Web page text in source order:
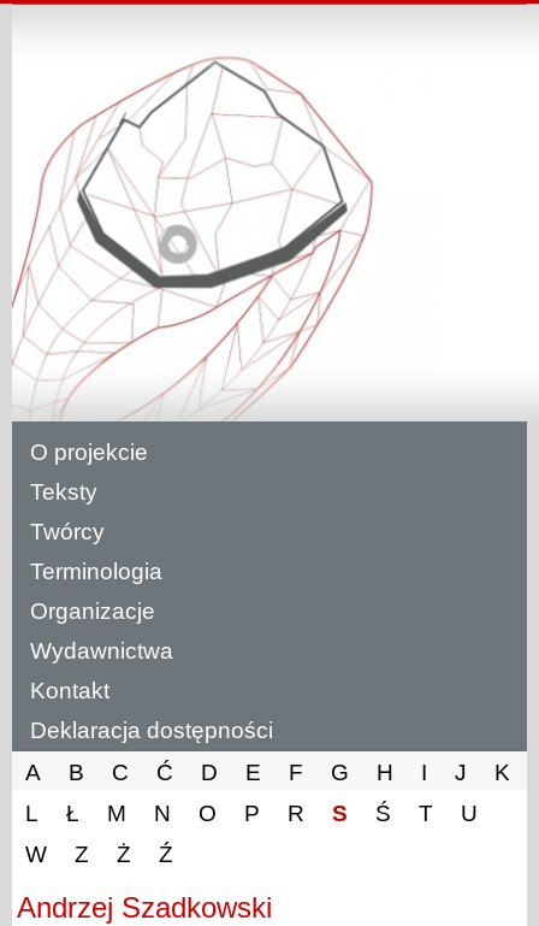
O projekcie
Teksty
Twórcy
Terminologia
Organizacje
Wydawnictwa
Kontakt
Deklaracja dostępności
A
B C Ć D E F G H I J
K
L
Ł M N O P R S Ś T
U
W
Z Ż Ź
Andrzej Szadkowski